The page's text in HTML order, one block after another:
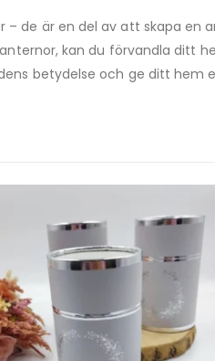
– de är en del av att skapa
kan du förvandla ditt
betydelse och ge ditt